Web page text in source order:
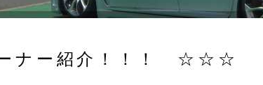
ナー紹介！！！ ☆☆☆